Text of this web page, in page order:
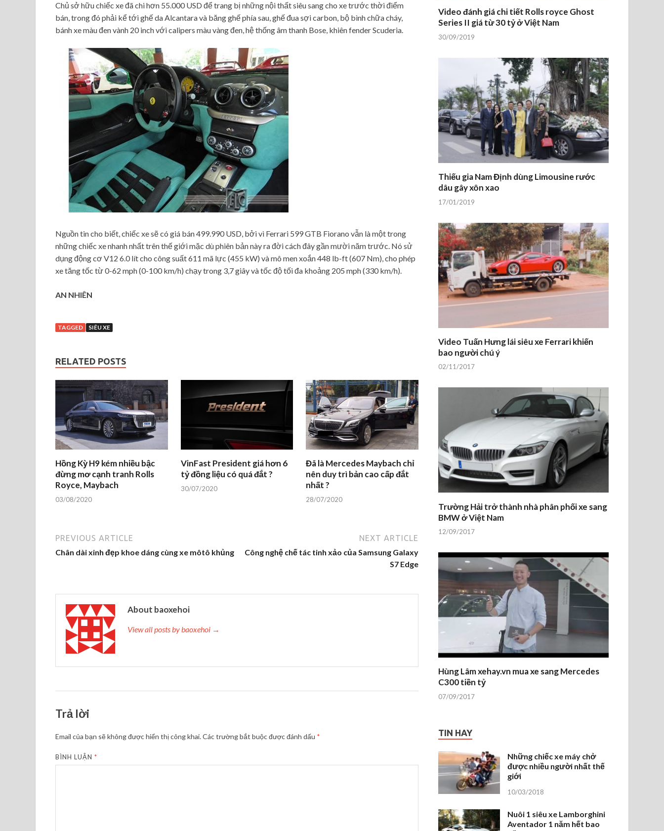
Chủ sở hữu chiếc xe đã chi hơn 55.000 USD để trang bị những nội thất siêu sang cho xe trước thời điểm
bán, trong đó phải kể tới ghế da Alcantara và băng ghế phía sau, ghế đua sợi carbon, bộ bình chữa cháy,
bánh xe màu đen vành 20 inch với calipers màu vàng đen, hệ thống âm thanh Bose, khiên fender Scuderia.
Nguồn tin cho biết, chiếc xe sẽ có giá bán 499.990 USD, bởi vì Ferrari 599 GTB Fiorano vẫn là một trong
những chiếc xe nhanh nhất trên thế giới mặc dù phiên bản này ra đời cách đây gần mười năm trước. Nó sử
dụng động cơ V12 6.0 lít cho công suất 611 mã lực (455 kW) và mô men xoắn 448 lb-ft (607 Nm), cho phép
xe tăng tốc từ 0-62 mph (0-100 km/h) chạy trong 3,7 giây và tốc độ tối đa khoảng 205 mph (330 km/h).
AN NHIÊN
TAGGED SIÊU XE
RELATED POSTS
Hồng Kỳ H9 kém nhiều bậc
đừng mơ cạnh tranh Rolls
Royce, Maybach
03/08/2020
VinFast President giá hơn 6
tỷ đồng liệu có quá đắt ?
30/07/2020
Đã là Mercedes Maybach chỉ
nên duy trì bản cao cấp đắt
nhất ?
28/07/2020
PREVIOUS ARTICLE
Chân dài xinh đẹp khoe dáng cùng xe môtô khủng
NEXT ARTICLE
Công nghệ chế tác tinh xảo của Samsung Galaxy
S7 Edge
About baoxehoi
View all posts by baoxehoi →
Trả lời
Email của bạn sẽ không được hiển thị công khai.Các trường bắt buộc được đánh dấu *
BÌNH LUẬN*
Video đánh giá chi tiết Rolls royce Ghost
Series II giá từ 30 tỷ ở Việt Nam
30/09/2019
Thiếu gia Nam Định dùng Limousine rước
dâu gây xôn xao
17/01/2019
Video Tuấn Hưng lái siêu xe Ferrari khiến
bao người chú ý
02/11/2017
Trường Hải trở thành nhà phân phối xe sang
BMW ở Việt Nam
12/09/2017
Hùng Lâm xehay.vn mua xe sang Mercedes
C300 tiền tỷ
07/09/2017
TIN HAY
Những chiếc xe máy chở
được nhiều người nhất thế
giới
10/03/2018
Nuôi 1 siêu xe Lamborghini
Aventador 1 năm hết bao